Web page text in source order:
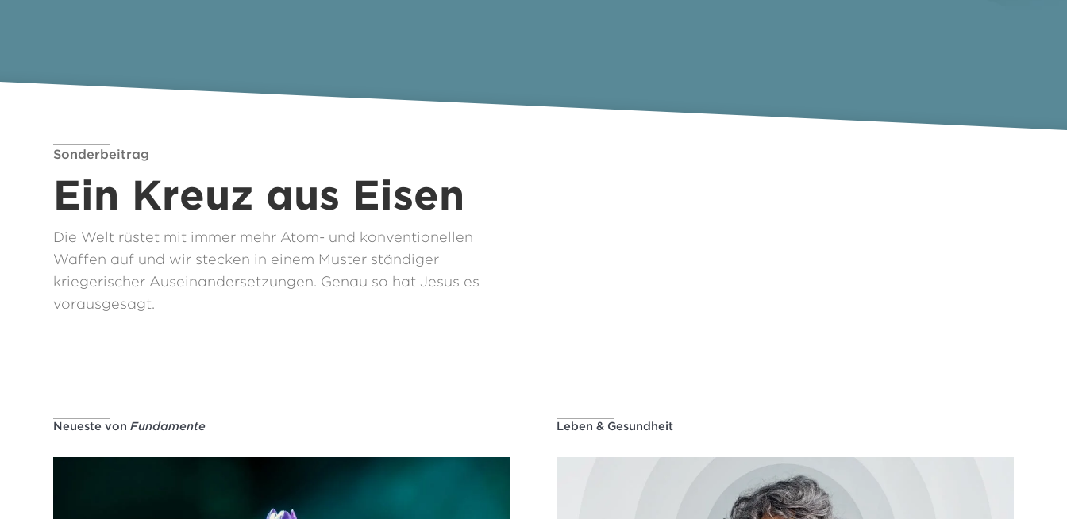
Sonderbeitrag
Ein Kreuz aus Eisen
Die Welt rüstet mit immer mehr Atom- und konventionellen
Waffen auf und wir stecken in einem Muster ständiger
kriegerischer Auseinandersetzungen. Genau so hat Jesus es
vorausgesagt.
Neueste vonFundamente Leben & Gesundheit